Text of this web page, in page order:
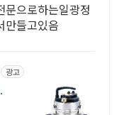
문으로하는일광정
만들고있음
광고